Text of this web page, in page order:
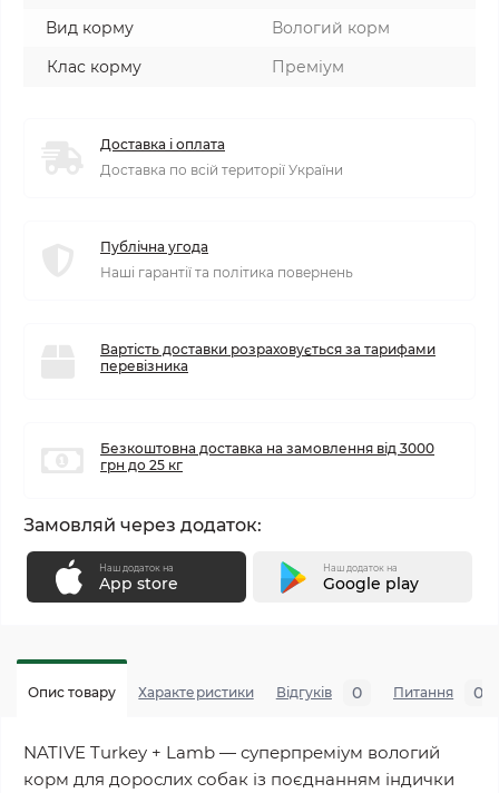
Вид корму
Вологий корм
Клас корму
Преміум
Доставка і оплата
Доставка по всій території України
Публічна угода
Наші гарантії та політика повернень
Вартість доставки розраховується за тарифами
перевізника
Безкоштовна доставка на замовлення від 3000
грн до 25 кг
Замовляй через додаток:
Наш додаток на
App store
Наш додаток на
Google play
Опис товару Характеристики Відгуків 0 Питання 0
NATIVE Turkey + Lamb — суперпреміум вологий
корм для дорослих собак із поєднанням індички